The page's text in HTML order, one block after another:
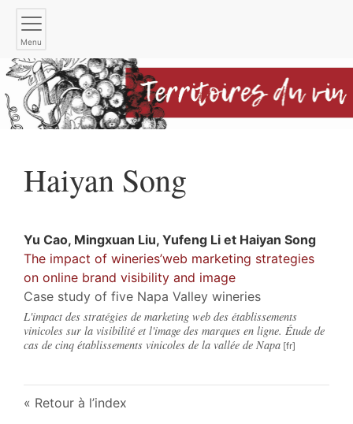
Menu
Haiyan Song
Yu Cao, Mingxuan Liu, Yufeng Li et Haiyan Song
The impact of wineries’web marketing strategies
on online brand visibility and image
Case study of five Napa Valley wineries
L'impact des stratégies de marketing web des établissements
vinicoles sur la visibilité et l'image des marques en ligne. Étude de
cas de cinq établissements vinicoles de la vallée de Napa
Retour à l’index